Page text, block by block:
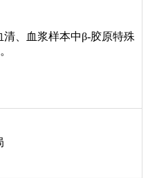
、血浆样本中β-胶原特殊